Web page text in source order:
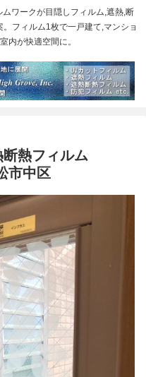
ワークが目隠しフィルム,遮熱,断
フィルム1枚で一戸建て,マンショ
内が快適空間に。
熱フィルム
市中区